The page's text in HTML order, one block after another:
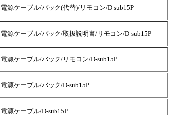
電源ケーブル/バック(代替)/リモコン/D-sub15P
電源ケーブル/バック/取扱説明書/リモコン/D-sub15P
電源ケーブル/バック/リモコン/D-sub15P
電源ケーブル/バック/D-sub15P
電源ケーブル/D-sub15P